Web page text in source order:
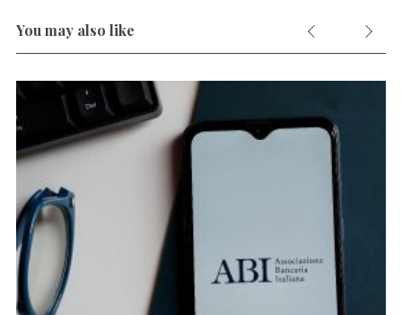
You may also like